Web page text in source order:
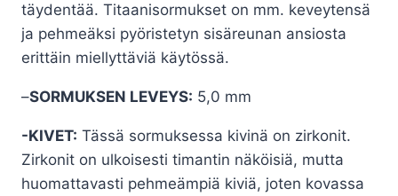
täydentää. Titaanisormukset on mm. keveytensä
ja pehmeäksi pyöristetyn sisäreunan ansiosta
erittäin miellyttäviä käytössä.
–SORMUKSEN LEVEYS: 5,0 mm
-KIVET: Tässä sormuksessa kivinä on zirkonit.
Zirkonit on ulkoisesti timantin näköisiä, mutta
huomattavasti pehmeämpiä kiviä, joten kovassa